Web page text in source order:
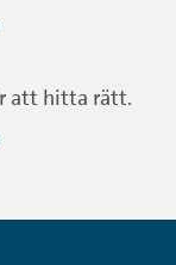
att hitta rätt.